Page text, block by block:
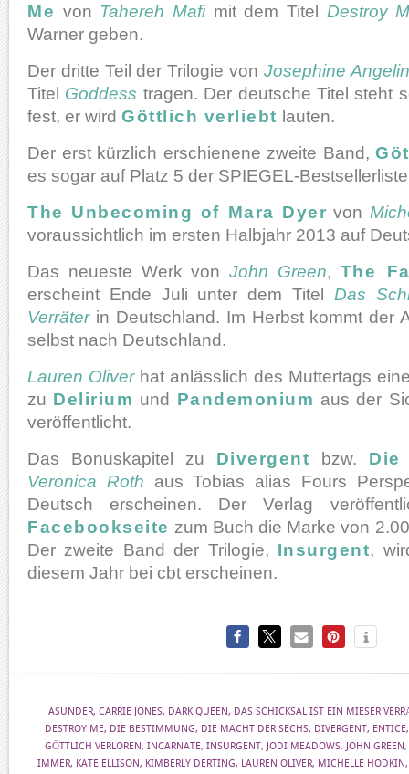
Me von Tahereh Mafimit dem Titel Destroy
Warner geben.
Der dritte Teil der Trilogie von Josephine
Titel Goddess tragen. Der deutsche Titel steht
fest, er wird Göttlich verliebt lauten.
Der erst kürzlich erschienene zweite Band,
es sogar auf Platz 5 der SPIEGEL-
The Unbecoming of Mara Dyer von
voraussichtlich im ersten Halbjahr 2013 auf
Das neueste Werk vonJohn Green, The
erscheint Ende Juli unter dem Titel Das
Verräterin Deutschland. Im Herbst kommt der
selbst nach Deutschland.
Lauren Oliverhat anlässlich des Muttertags
zu Delirium und Pandemonium aus der
veröffentlicht.
Das Bonuskapitel zu Divergent bzw. Die
Veronica Roth aus Tobias alias Fours
Deutsch erscheinen. Der Verlag
Facebookseite zum Buch die Marke von
Der zweite Band der Trilogie, Insurgent,
diesem Jahr bei cbt erscheinen.
ASUNDER, CARRIE JONES, DARK QUEEN, DAS SCHICKSAL IST EIN MIESER
DESTROY ME, DIE BESTIMMUNG, DIE MACHT DER SECHS, DIVERGENT, ENTICE
GÖTTLICH VERLOREN, INCARNATE, INSURGENT, JODI MEADOWS, JOHN GREEN,
IMMER, KATE ELLISON, KIMBERLY DERTING, LAUREN OLIVER, MICHELLE HODKIN